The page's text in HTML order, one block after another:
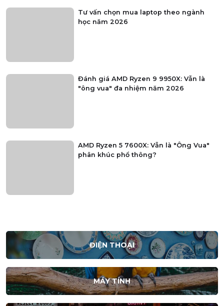
Tư vấn chọn mua laptop theo ngành
học năm 2026
Đánh giá AMD Ryzen 9 9950X: Vẫn là
"ông vua" đa nhiệm năm 2026
AMD Ryzen 5 7600X: Vẫn là "Ông Vua"
phân khúc phổ thông?
ĐIỆN THOẠI
MÁY TÍNH